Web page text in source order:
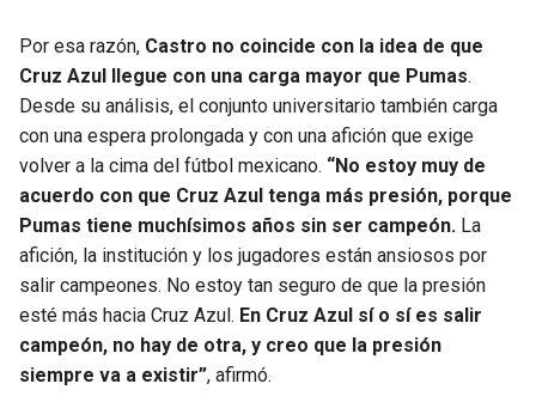
Por esa razón, Castro no coincide con la idea de que
Cruz Azul llegue con una carga mayor que Pumas.
Desde su análisis, el conjunto universitario también carga
con una espera prolongada y con una afición que exige
volver a la cima del fútbol mexicano. “No estoy muy de
acuerdo con que Cruz Azul tenga más presión, porque
Pumas tiene muchísimos años sin ser campeón. La
afición, la institución y los jugadores están ansiosos por
salir campeones. No estoy tan seguro de que la presión
esté más hacia Cruz Azul. En Cruz Azul sí o sí es salir
campeón, no hay de otra, y creo que la presión
siempre va a existir”, afirmó.